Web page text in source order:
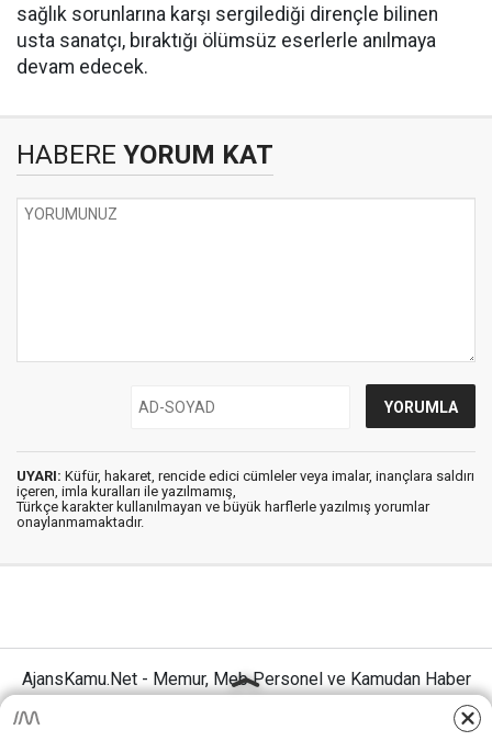
sağlık sorunlarına karşı sergilediği dirençle bilinen
usta sanatçı, bıraktığı ölümsüz eserlerle anılmaya
devam edecek.
HABERE YORUM KAT
UYARI: Küfür, hakaret, rencide edici cümleler veya imalar, inançlara saldırı
içeren, imla kuralları ile yazılmamış,
Türkçe karakter kullanılmayan ve büyük harflerle yazılmış yorumlar
onaylanmamaktadır.
AjansKamu.Net - Memur, Meb Personel ve Kamudan Haber